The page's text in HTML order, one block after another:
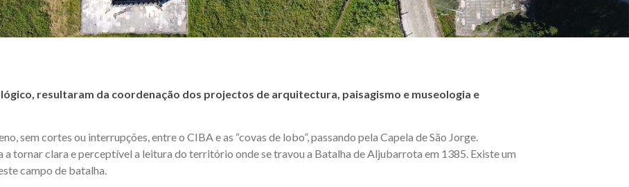
resultaram da coordenação dos projectos de arquitectura, paisagismo e museologia e
sem cortes ou interrupções, entre o CIBA e as “covas de lobo”, passando pela Capela de São Jorge.
tornar clara e perceptível a leitura do território onde se travou a Batalha de Aljubarrota em 1385. Existe um
campo de batalha.